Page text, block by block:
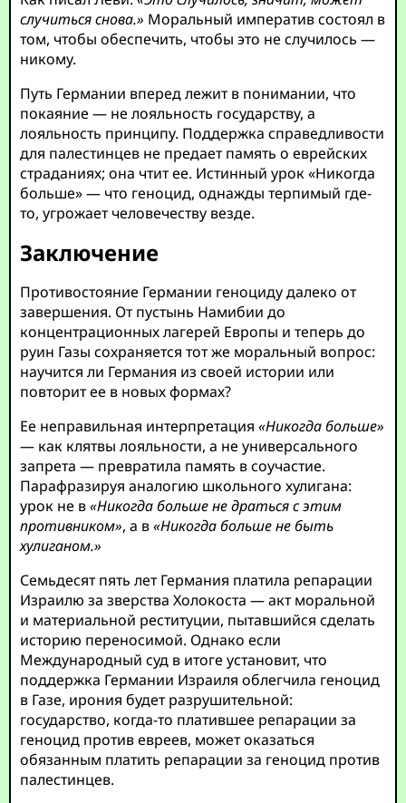
случиться снова.» Моральный императив состоял в
том, чтобы обеспечить, чтобы это не случилось —
никому.
Путь Германии вперед лежит в понимании, что
покаяние — не лояльность государству, а
лояльность принципу. Поддержка справедливости
для палестинцев не предает память о еврейских
страданиях; она чтит ее. Истинный урок «Никогда
больше» — что геноцид, однажды терпимый где-
то, угрожает человечеству везде.
Заключение
Противостояние Германии геноциду далеко от
завершения. От пустынь Намибии до
концентрационных лагерей Европы и теперь до
руин Газы сохраняется тот же моральный вопрос:
научится ли Германия из своей истории или
повторит ее в новых формах?
Ее неправильная интерпретация«Никогда больше»
— как клятвы лояльности, а не универсального
запрета — превратила память в соучастие.
Парафразируя аналогию школьного хулигана:
урок не в«Никогда больше не драться с этим
противником», а в«Никогда больше не быть
хулиганом.»
Семьдесят пять лет Германия платила репарации
Израилю за зверства Холокоста — акт моральной
и материальной реституции, пытавшийся сделать
историю переносимой. Однако если
Международный суд в итоге установит, что
поддержка Германии Израиля облегчила геноцид
в Газе, ирония будет разрушительной:
государство, когда-то платившее репарации за
геноцид против евреев, может оказаться
обязанным платить репарации за геноцид против
палестинцев.